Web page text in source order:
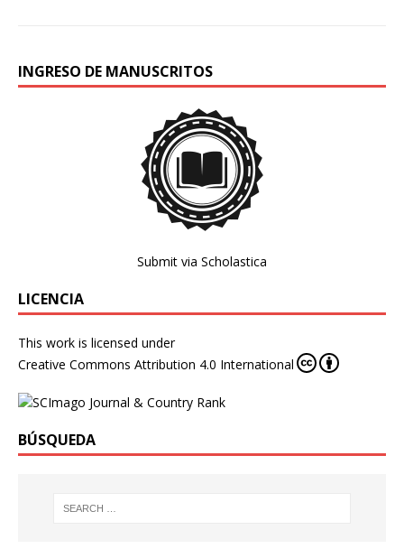
INGRESO DE MANUSCRITOS
Submit via Scholastica
LICENCIA
This work is licensed under
Creative Commons Attribution 4.0 International
BÚSQUEDA